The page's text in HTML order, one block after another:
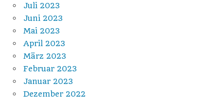
Juli 2023
Juni 2023
Mai 2023
April 2023
März 2023
Februar 2023
Januar 2023
Dezember 2022